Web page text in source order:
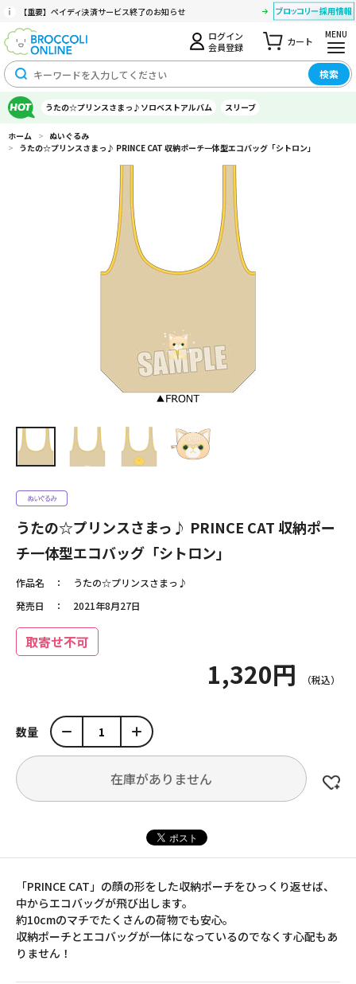
【重要】ペイディ決済サービス終了のお知らせ
ログイン
会員登録
カート
MENU
検索
うたの☆プリンスさまっ♪ソロベストアルバム スリーブ
ホーム > ぬいぐるみ
> うたの☆プリンスさまっ♪ PRINCE CAT 収納ポーチ一体型エコバッグ「シトロン」
うたの☆プリンスさまっ♪ PRINCE CAT 収納ポー
チ一体型エコバッグ「シトロン」
作品名
うたの☆プリンスさまっ♪
発売日
2021年8月27日
取寄せ不可
1,320円
数量
在庫がありません
「PRINCE CAT」の顔の形をした収納ポーチをひっくり返せば、
中からエコバッグが飛び出します。
約10cmのマチでたくさんの荷物でも安心。
収納ポーチとエコバッグが一体になっているのでなくす心配もあ
りません！